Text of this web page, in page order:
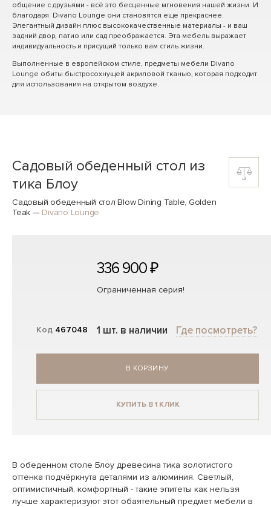
общение с друзьями - всё это бесценные мгновения нашей жизни. И
благодаря Divano Lounge они становятся еще прекраснее.
Элегантный дизайн плюс высококачественные материалы - и ваш
задний двор, патио или сад преображается. Эта мебель выражает
индивидуальность и присущий только вам стиль жизни.
Выполненные в европейском стиле, предметы мебели Divano
Lounge обиты быстросохнущей акриловой тканью, которая подходит
для использования на открытом воздухе.
Садовый обеденный стол из
тика Блоу
Садовый обеденный стол Blow Dining Table, Golden
Teak — Divano Lounge
Код 467048
336 900 ₽
Ограниченная серия!
1 шт. в наличии Где посмотреть?
В КОРЗИНУ
КУПИТЬ В 1 КЛИК
В обеденном столе Блоу древесина тика золотистого
оттенка подчёркнута деталями из алюминия. Светлый,
оптимистичный, комфортный - такие эпитеты как нельзя
лучше характеризуют этот обаятельный предмет мебели в